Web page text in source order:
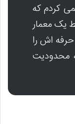
کردم که
یک معمار
اش را
محدودیت